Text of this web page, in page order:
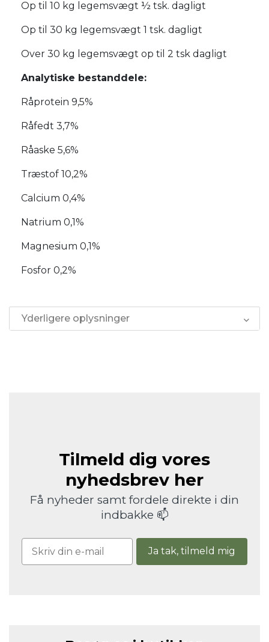
Op til 10 kg legemsvægt ½ tsk. dagligt
Op til 30 kg legemsvægt 1 tsk. dagligt
Over 30 kg legemsvægt op til 2 tsk dagligt
Analytiske bestanddele:
Råprotein 9,5%
Råfedt 3,7%
Råaske 5,6%
Træstof 10,2%
Calcium 0,4%
Natrium 0,1%
Magnesium 0,1%
Fosfor 0,2%
Yderligere oplysninger
Tilmeld dig vores
nyhedsbrev her
Få nyheder samt fordele direkte i din
indbakke 📫
Ja tak, tilmeld mig